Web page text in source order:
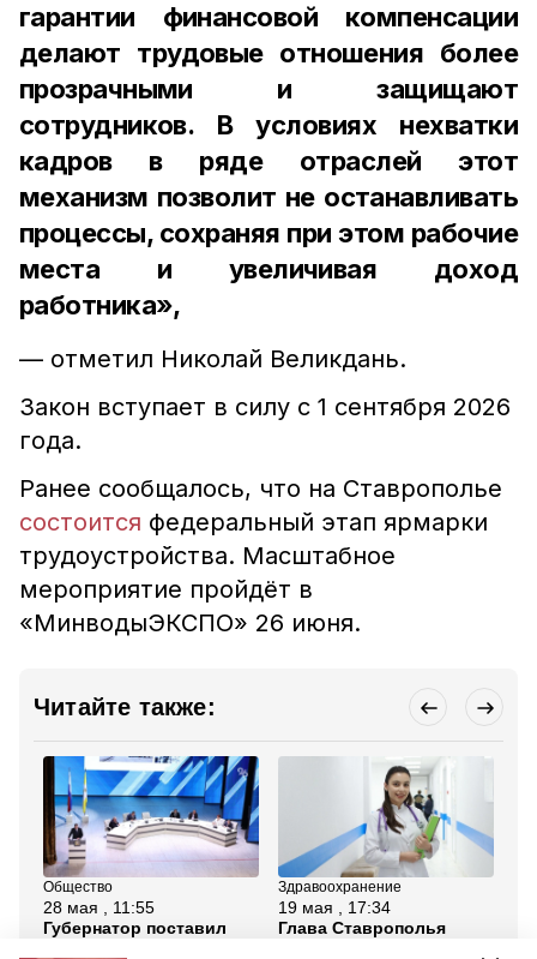
гарантии финансовой компенсации
делают трудовые отношения более
прозрачными и защищают
сотрудников. В условиях нехватки
кадров в ряде отраслей этот
механизм позволит не останавливать
процессы, сохраняя при этом рабочие
места и увеличивая доход
работника»,
— отметил Николай Великдань.
Закон вступает в силу с 1 сентября 2026
года.
Ранее сообщалось, что на Ставрополье
состоится федеральный этап ярмарки
трудоустройства. Масштабное
мероприятие пройдёт в
«МинводыЭКСПО» 26 июня.
Читайте также:
Общество
28 мая , 11:55
Губернатор поставил
Здравоохранение
19 мая , 17:34
Глава Ставрополья